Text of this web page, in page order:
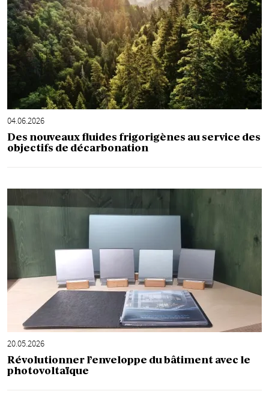
04.06.2026
Des nouveaux fluides frigorigènes au service des
objectifs de décarbonation
20.05.2026
Révolutionner l’enveloppe du bâtiment avec le
photovoltaïque